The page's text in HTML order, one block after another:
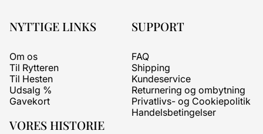
VORES HISTORIE
NYTTIGE LINKS
Om os
Til Rytteren
Til Hesten
Udsalg %
Gavekort
SUPPORT
FAQ
Shipping
Kundeservice
Returnering og ombytning
Privatlivs- og Cookiepolitik
Handelsbetingelser